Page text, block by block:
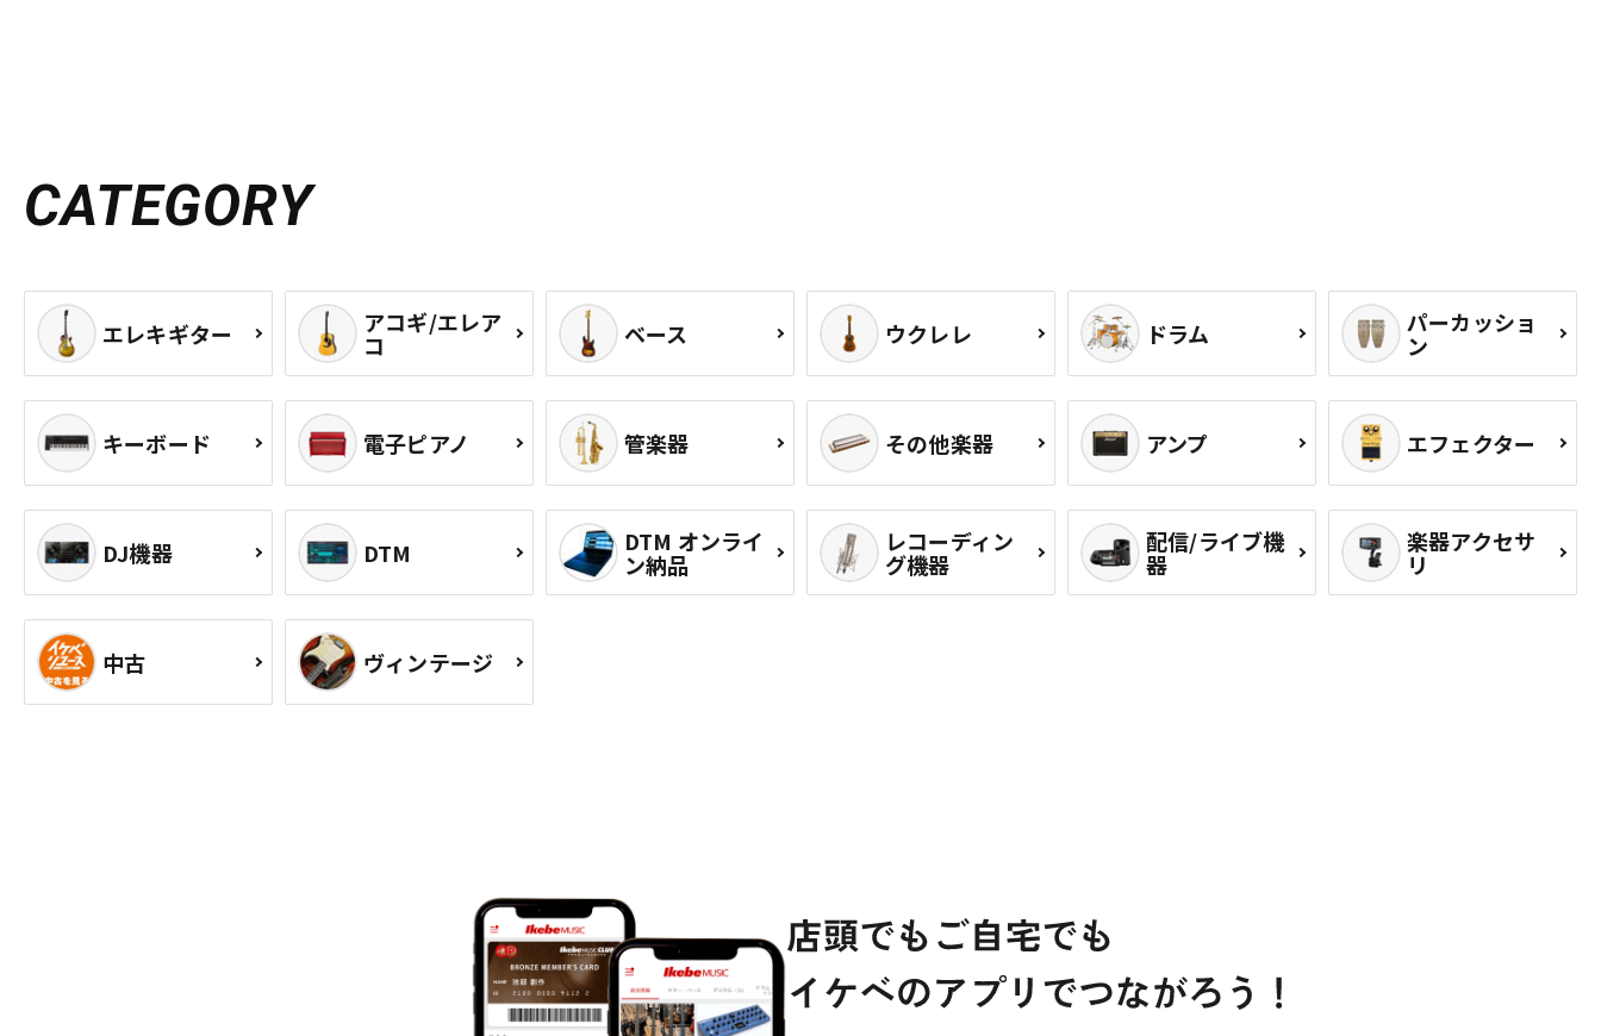
CATEGORY
エレキギター アコギ/エレア
コ ベース ウクレレ ドラム パーカッショ
ン
キーボード 電子ピアノ 管楽器 その他楽器 アンプ エフェクター
DJ機器 DTM DTM オンライ
ン納品
レコーディン
グ機器
配信/ライブ機
器
楽器アクセサ
リ
中古 ヴィンテージ